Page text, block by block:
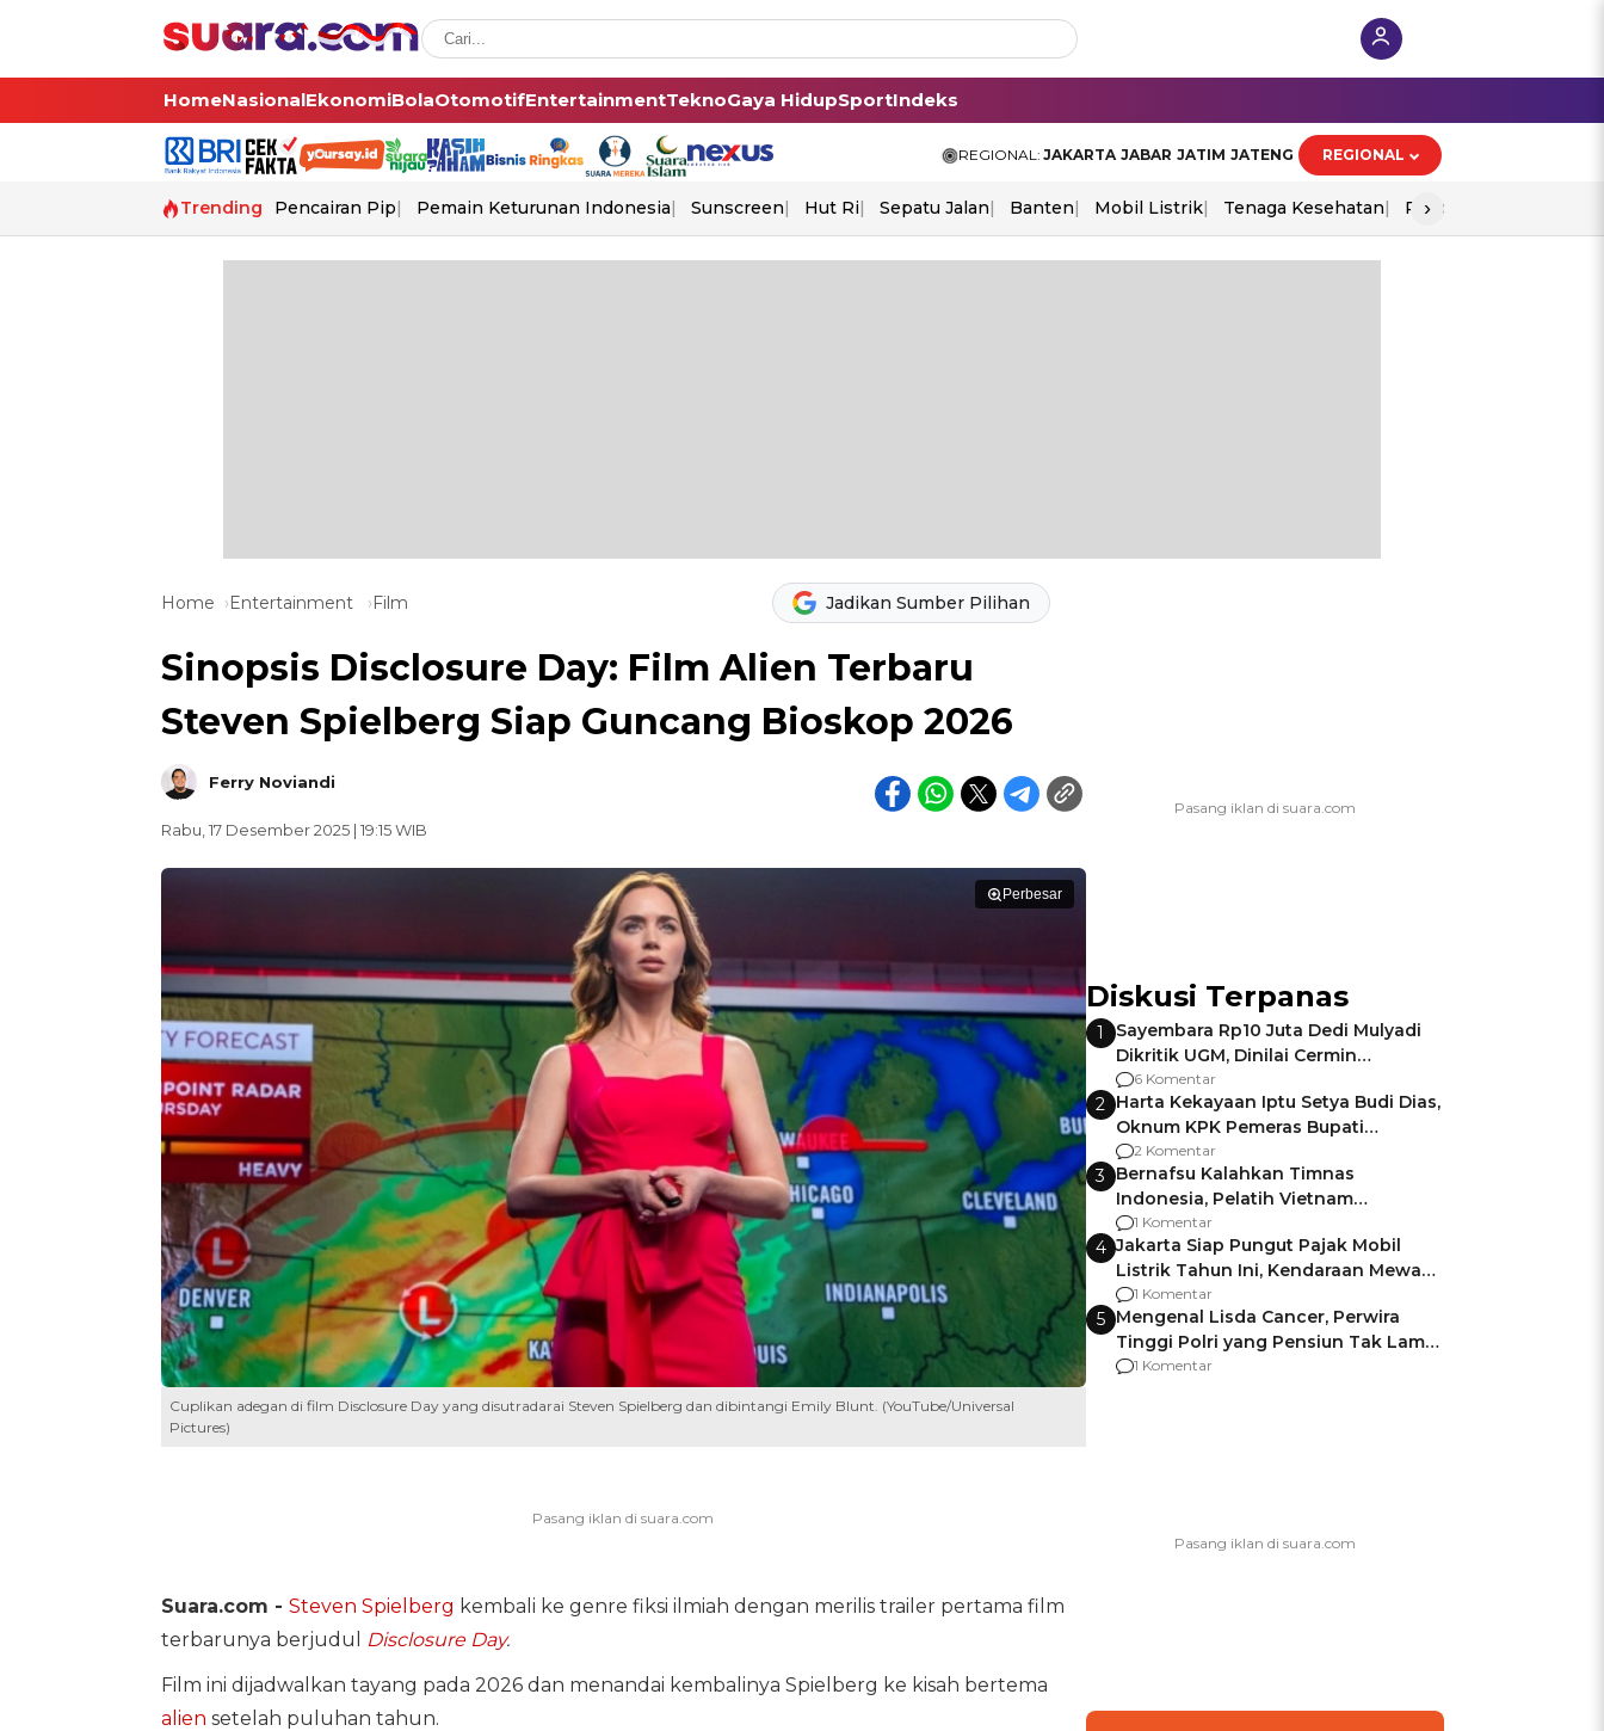
HomeNasionalEkonomiBolaOtomotifEntertainmentTeknoGaya HidupSportIndeks
REGIONAL: JAKARTA JABAR JATIM JATENG REGIONAL
Trending Pencairan Pip Pemain Keturunan Indonesia Sunscreen Hut Ri Sepatu Jalan Banten Mobil Listrik Tenaga Kesehatan Piala Aff 2026
›
Home Entertainment Film Jadikan Sumber Pilihan
Sinopsis Disclosure Day: Film Alien Terbaru
Steven Spielberg Siap Guncang Bioskop 2026
Ferry Noviandi
Rabu, 17 Desember 2025 | 19:15 WIB
Perbesar
Cuplikan adegan di film Disclosure Day yang disutradarai Steven Spielberg dan dibintangi Emily Blunt. (YouTube/Universal
Pictures)
Suara.com - Steven Spielberg kembali ke genre fiksi ilmiah dengan merilis trailer pertama film
terbarunya berjudul
Disclosure Day.
Film ini dijadwalkan tayang pada 2026 dan menandai kembalinya Spielberg ke kisah bertema
alien setelah puluhan tahun.
Diskusi Terpanas
1
Sayembara Rp10 Juta Dedi Mulyadi
Dikritik UGM, Dinilai Cermin
Gagalnya Negara Jamin Keamanan
6 Komentar
2 Harta Kekayaan Iptu Setya Budi Dias,
Oknum KPK Pemeras Bupati
Pemalang
2 Komentar
3 Bernafsu Kalahkan Timnas
Indonesia, Pelatih Vietnam
Berencana Pakai Jimat di Pakansari
1 Komentar
4 Jakarta Siap Pungut Pajak Mobil
Listrik Tahun Ini, Kendaraan Mewah
Kena hingga 75% PKB
1 Komentar
5 Mengenal Lisda Cancer, Perwira
Tinggi Polri yang Pensiun Tak Lama
Usai Jadi Brigjen
1 Komentar